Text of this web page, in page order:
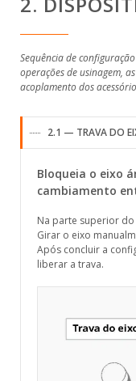
Sequência de
operações de usinagem,
acoplamento dos
2.1 — TRAVA DO
Bloqueia o eixo
cambiamento
Na parte superior
Girar o eixo
Após concluir a
liberar a trava.